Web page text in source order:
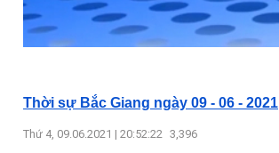
Thời sự Bắc Giang ngày 09 - 06 - 2021
Thứ 4, 09.06.2021 | 20:52:22 3,396